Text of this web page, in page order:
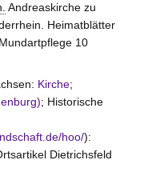
Andreaskirche zu
Heimatblätter
10
Kirche;
; Historische
hoo/):
Dietrichsfeld